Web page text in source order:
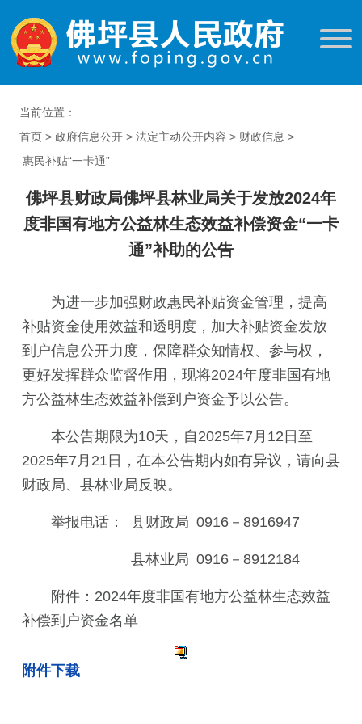
当前位置：
首页 > 政府信息公开 > 法定主动公开内容 > 财政信息 >
惠民补贴“一卡通”
佛坪县财政局佛坪县林业局关于发放2024年
度非国有地方公益林生态效益补偿资金“一卡
通”补助的公告
为进一步加强财政惠民补贴资金管理，提高
补贴资金使用效益和透明度，加大补贴资金发放
到户信息公开力度，保障群众知情权、参与权，
更好发挥群众监督作用，现将2024年度非国有地
方公益林生态效益补偿到户资金予以公告。
本公告期限为10天，自2025年7月12日至
2025年7月21日，在本公告期内如有异议，请向县
财政局、县林业局反映。
举报电话： 县财政局 0916－8916947
县林业局 0916－8912184
附件：2024年度非国有地方公益林生态效益
补偿到户资金名单
附件下载